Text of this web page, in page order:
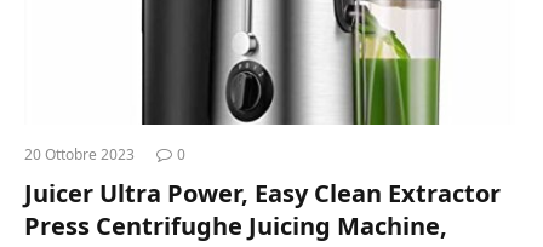
20 Ottobre 2023 0
Juicer Ultra Power, Easy Clean Extractor
Press Centrifughe Juicing Machine,